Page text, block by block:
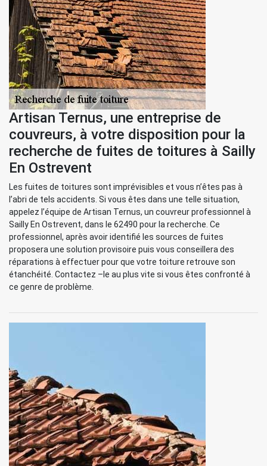
Artisan Ternus, une entreprise de
couvreurs, à votre disposition pour la
recherche de fuites de toitures à Sailly
En Ostrevent
Les fuites de toitures sont imprévisibles et vous n’êtes pas à
l’abri de tels accidents. Si vous êtes dans une telle situation,
appelez l’équipe de Artisan Ternus, un couvreur professionnel à
Sailly En Ostrevent, dans le 62490 pour la recherche. Ce
professionnel, après avoir identifié les sources de fuites
proposera une solution provisoire puis vous conseillera des
réparations à effectuer pour que votre toiture retrouve son
étanchéité. Contactez –le au plus vite si vous êtes confronté à
ce genre de problème.